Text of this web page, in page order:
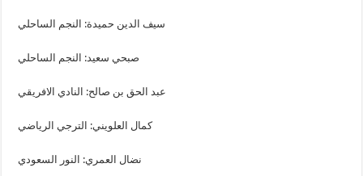
سيف الدين حميدة: النجم الساحلي
صبحي سعيد: النجم الساحلي
عبد الحق بن صالح: النادي الافريقي
كمال العلويني: الترجي الرياضي
نضال العمري: النور السعودي